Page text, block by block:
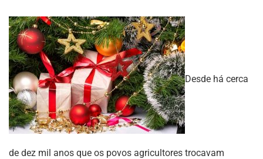
Desde há cerca
de dez mil anos que os povos agricultores trocavam